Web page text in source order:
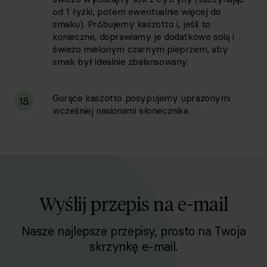
od 1 łyżki, potem ewentualnie więcej do
smaku). Próbujemy kaszotto i, jeśli to
konieczne, doprawiamy je dodatkowo solą i
świeżo mielonym czarnym pieprzem, aby
smak był idealnie zbalansowany.
15
Gorące kaszotto posypujemy uprażonymi
wcześniej nasionami słonecznika.
Wyślij przepis na e-mail
Nasze najlepsze przepisy, prosto na Twoja
skrzynkę e-mail.